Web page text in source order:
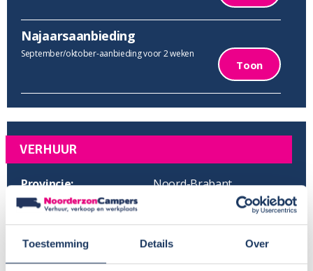
Toestemming Details Over
Najaarsaanbieding
September/oktober-aanbieding voor 2 weken
Toon
VERHUUR
Provincie:
Noord-Brabant
Type verhuur:
Voor meer informatie, zie Camper huren met hond